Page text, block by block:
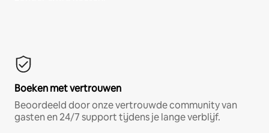
Boeken met vertrouwen
Beoordeeld door onze vertrouwde community van
gasten en 24/7 support tijdens je lange verblijf.